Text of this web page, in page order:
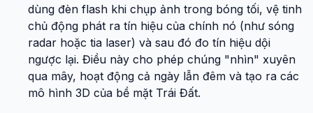
dùng đèn flash khi chụp ảnh trong bóng tối, vệ tinh
chủ động phát ra tín hiệu của chính nó (như sóng
radar hoặc tia laser) và sau đó đo tín hiệu dội
ngược lại. Điều này cho phép chúng "nhìn" xuyên
qua mây, hoạt động cả ngày lẫn đêm và tạo ra các
mô hình 3D của bề mặt Trái Đất.